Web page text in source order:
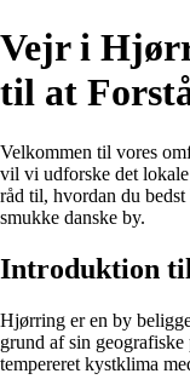
Vejr i
til at
Velkommen til vores
vil vi udforske det
råd til, hvordan du
smukke danske by.
Introduktion
Hjørring er en by
grund af sin
tempereret kystklima